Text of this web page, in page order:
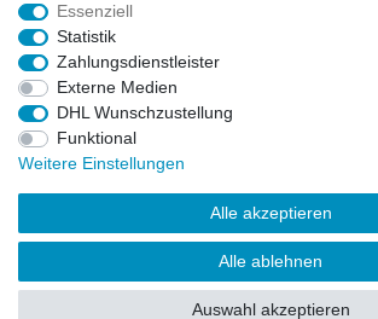
Alle Markennamen, Warenzeichen sowie
und Beschreibungen sind Eigentum Ihrer
Eigentümer und dienen hier nur der
Preise nur für registrierte Händler, ansonsten
€
LEGO, das LEGO Logo, die Minifigur, DUPLO,
CHIMA, NINJAGO, BIONICLE, MINDSTORMS
urheberrechtlich geschützte Markenzeichen
Essenziell
Statistik
Zahlungsdienstleister
Externe Medien
DHL Wunschzustellung
Funktional
Weitere Einstellungen
Alle akzeptieren
Alle ablehnen
Auswahl akzeptieren